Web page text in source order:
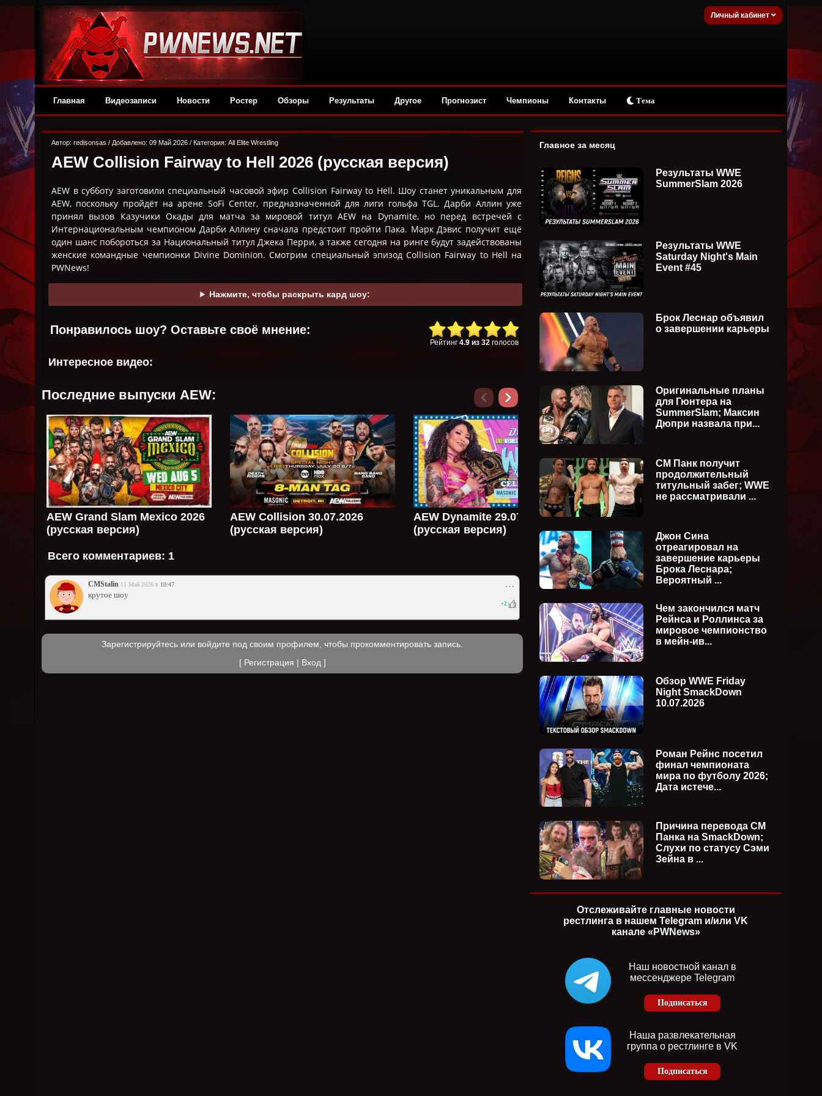
Личный кабинет
Главная Видеозаписи Новости Ростер Обзоры Результаты Другое Прогнозист Чемпионы Контакты Тема
Автор: redisonsas / Добавлено: 09 Май 2026 / Категория: All Elite Wrestling
AEW Collision Fairway to Hell 2026 (русская версия)
AEW в субботу заготовили специальный часовой эфир Collision Fairway to Hell. Шоу станет уникальным для
AEW, поскольку пройдёт на арене SoFi Center, предназначенной для лиги гольфа TGL. Дарби Аллин уже
принял вызов Казучики Окады для матча за мировой титул AEW на Dynamite, но перед встречей с
Интернациональным чемпионом Дарби Аллину сначала предстоит пройти Пака. Марк Дэвис получит ещё
один шанс побороться за Национальный титул Джека Перри, а также сегодня на ринге будут задействованы
женские командные чемпионки Divine Dominion. Смотрим специальный эпизод Collision Fairway to Hell на
PWNews!
Нажмите, чтобы раскрыть кард шоу:
Понравилось шоу? Оставьте своё мнение:
Рейтинг 4.9 из 32голосов
Интересное видео:
Последние выпуски AEW:
AEW Grand Slam Mexico 2026
(русская версия)
AEW Collision 30.07.2026
(русская версия)
AEW Dynamite 29.07.2026
(русская версия)
AEW Collision 25.07.2026
(русская версия)
Всего комментариев: 1
CMStalin 11 Май 2026 в 10:47 ⋯
крутое шоу
+2
Зарегистрируйтесь или войдите под своим профилем, чтобы прокомментировать запись.
[ Регистрация Вход]
Главное за месяц
Результаты WWE
SummerSlam 2026
Результаты WWE
Saturday Night's Main
Event #45
Брок Леснар объявил
о завершении карьеры
Оригинальные планы
для Гюнтера на
SummerSlam; Максин
Дюпри назвала при...
СМ Панк получит
продолжительный
титульный забег; WWE
не рассматривали ...
Джон Сина
отреагировал на
завершение карьеры
Брока Леснара;
Вероятный ...
Чем закончился матч
Рейнса и Роллинса за
мировое чемпионство
в мейн-ив...
Обзор WWE Friday
Night SmackDown
10.07.2026
Роман Рейнс посетил
финал чемпионата
мира по футболу 2026;
Дата истече...
Причина перевода СМ
Панка на SmackDown;
Слухи по статусу Сэми
Зейна в ...
Отслеживайте главные новости
рестлинга в нашем Telegram и/или VK
канале «PWNews»
Наш новостной канал в
мессенджере Telegram
Подписаться
Наша развлекательная
группа о рестлинге в VK
Подписаться